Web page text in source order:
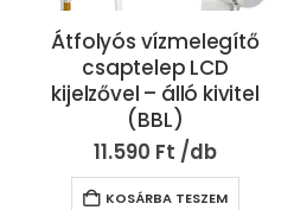
Átfolyós vízmelegítő
csaptelep LCD
kijelzővel – álló kivitel
(BBL)
11.590 Ft
KOSÁRBA TESZEM